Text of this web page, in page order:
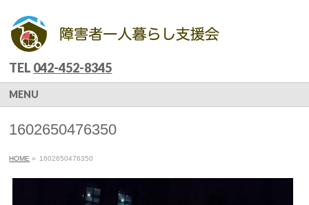
TEL 042-452-8345
MENU
1602650476350
HOME » 1602650476350